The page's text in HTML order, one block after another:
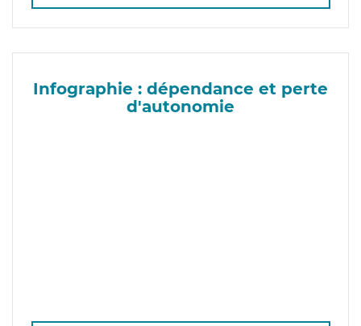
Infographie : dépendance et perte
d'autonomie